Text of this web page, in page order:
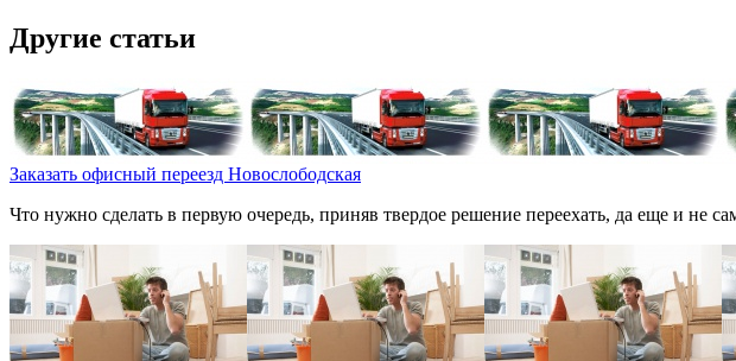
Другие статьи
Заказать офисный переезд Новослободская
Что нужно сделать в первую очередь, приняв твердое решение переехать, да еще и